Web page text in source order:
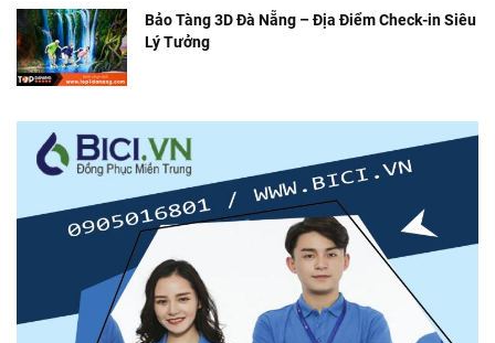
Bảo Tàng 3D Đà Nẵng – Địa Điểm Check-in Siêu
Lý Tưởng